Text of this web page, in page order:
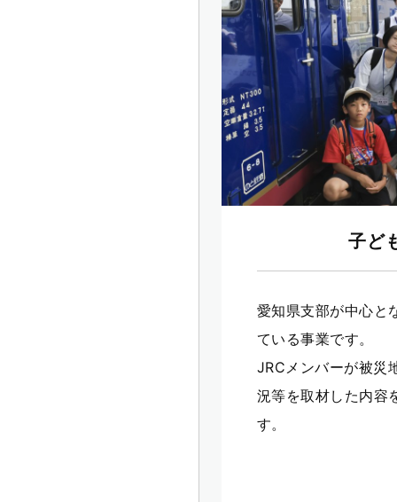
子ど
愛知県支部が中心と
ている事業です。
JRCメンバーが被災
況等を取材した内容
す。